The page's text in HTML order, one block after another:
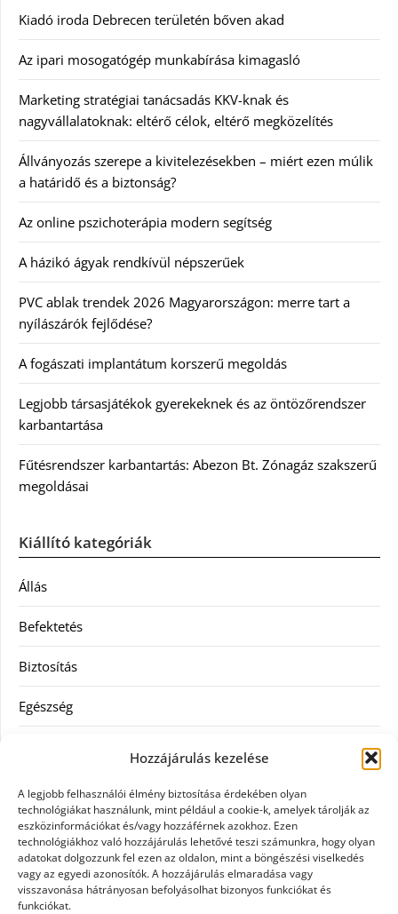
Hozzájárulás kezelése
A legjobb felhasználói élmény biztosítása érdekében olyan
technológiákat használunk, mint például a cookie-k, amelyek tárolják az
eszközinformációkat és/vagy hozzáférnek azokhoz. Ezen
technológiákhoz való hozzájárulás lehetővé teszi számunkra, hogy olyan
adatokat dolgozzunk fel ezen az oldalon, mint a böngészési viselkedés
vagy az egyedi azonosítók. A hozzájárulás elmaradása vagy
visszavonása hátrányosan befolyásolhat bizonyos funkciókat és
funkciókat.
Kiadó iroda Debrecen területén bőven akad
Az ipari mosogatógép munkabírása kimagasló
Marketing stratégiai tanácsadás KKV-knak és
nagyvállalatoknak: eltérő célok, eltérő megközelítés
Állványozás szerepe a kivitelezésekben – miért ezen múlik
a határidő és a biztonság?
Az online pszichoterápia modern segítség
A házikó ágyak rendkívül népszerűek
PVC ablak trendek 2026 Magyarországon: merre tart a
nyílászárók fejlődése?
A fogászati implantátum korszerű megoldás
Legjobb társasjátékok gyerekeknek és az öntözőrendszer
karbantartása
Fűtésrendszer karbantartás: Abezon Bt. Zónagáz szakszerű
megoldásai
Kiállító kategóriák
Állás
Befektetés
Biztosítás
Egészség
Ingatlan
Művészetek és szórakozás
Múzeumok
Szolgáltatás